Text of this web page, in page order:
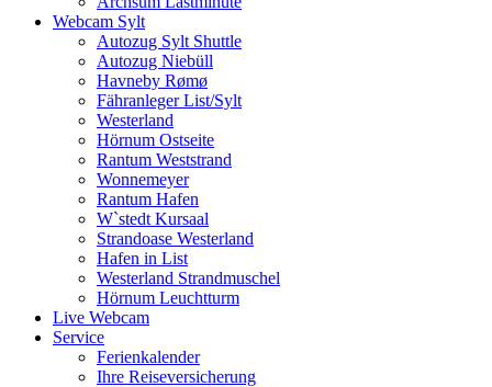
Webcam Sylt
Autozug Sylt Shuttle
Autozug Niebüll
Havneby Rømø
Fähranleger List/Sylt
Westerland
Hörnum Ostseite
Rantum Weststrand
Wonnemeyer
Rantum Hafen
W`stedt Kursaal
Strandoase Westerland
Hafen in List
Westerland Strandmuschel
Hörnum Leuchtturm
Live Webcam
Service
Ferienkalender
Ihre Reiseversicherung